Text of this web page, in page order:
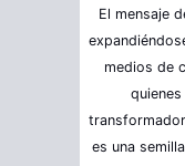
El mensaje
medios de
es una